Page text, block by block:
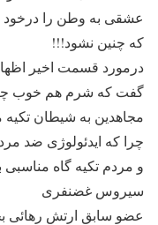
عشقی به وطن را درخود
که چنین نشود!!!
درمورد قسمت اخیر
گفت که شرم هم خوب
مجاهدین به شیطان تکیه
چرا که ایدئولوژی ضد
و مردم تکیه گاه مناسبی
سیروس غضنفری
عضو سابق ارتش